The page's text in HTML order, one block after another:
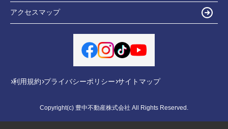
アクセスマップ
利用規約 プライバシーポリシー サイトマップ
Copyright(c) 豊中不動産株式会社 All Rights Reserved.